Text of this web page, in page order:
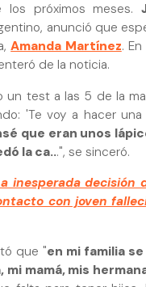
los próximos meses.
anunció que
Amanda Martínez.
de la noticia.
un test a las 5 de la
'Te voy a hacer una
que eran unos
la ca...", se sinceró.
inesperada decisión
con joven
que "en mi familia
mi mamá, mis